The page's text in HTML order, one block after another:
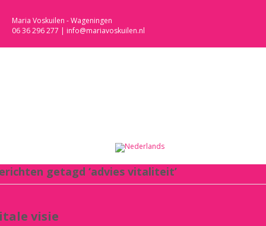
Maria Voskuilen - Wageningen
06 36 296 277 | info@mariavoskuilen.nl
getagd ‘advies vitaliteit’
visie